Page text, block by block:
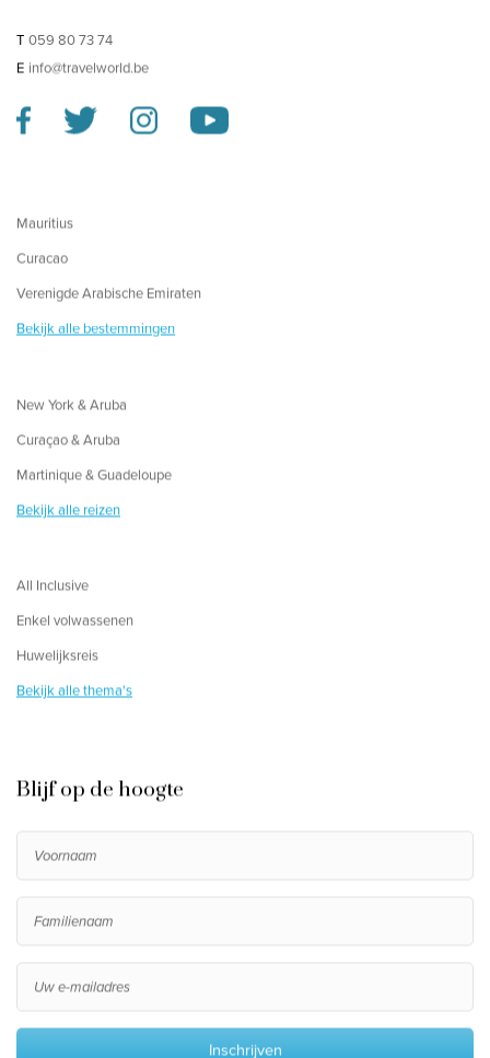
T 059 80 73 74
E info@travelworld.be
Mauritius
Curacao
Verenigde Arabische Emiraten
Bekijk alle bestemmingen
New York & Aruba
Curaçao & Aruba
Martinique & Guadeloupe
Bekijk alle reizen
All Inclusive
Enkel volwassenen
Huwelijksreis
Bekijk alle thema's
Blijf op de hoogte
Inschrijven